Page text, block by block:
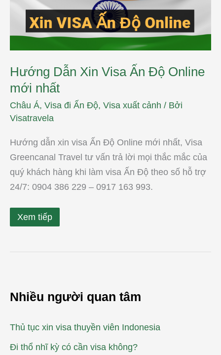
Hướng Dẫn Xin Visa Ấn Độ Online
mới nhất
Châu Á, Visa đi Ấn Độ, Visa xuất cảnh / Bởi
Visatravela
Hướng dẫn xin visa Ấn Độ Online mới nhất, Visa
Greencanal Travel tư vấn trả lời mọi thắc mắc của
quý khách hàng khi làm visa Ấn Độ theo số hỗ trợ
24/7: 0904 386 229 – 0917 163 993.
nhất
Xem tiếp
Nhiều người quan tâm
Thủ tục xin visa thuyền viên Indonesia
Đi thổ nhĩ kỳ có cần visa không?